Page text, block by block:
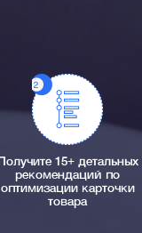
Получите 15+ детальных
рекомендаций по
оптимизации карточки
товара